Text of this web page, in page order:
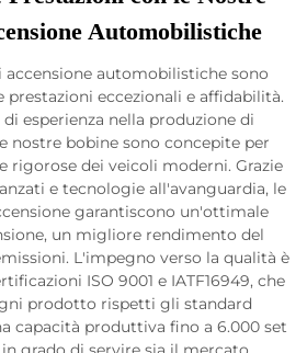
Automobilistiche
accensione automobilistiche sono
eccezionali e affidabilità.
esperienza nella produzione di
nostre bobine sono concepite per
rigorose dei veicoli moderni. Grazie
e tecnologie all'avanguardia, le
garantiscono un'ottimale
un migliore rendimento del
L'impegno verso la qualità è
ISO 9001 e IATF16949, che
prodotto rispetti gli standard
capacità produttiva fino a 6.000 set